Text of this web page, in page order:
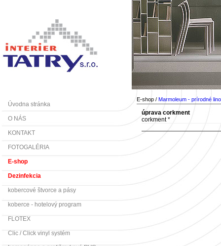
Úvodna stránka
O NÁS
KONTAKT
FOTOGALÉRIA
E-shop
Dezinfekcia
kobercové štvorce a pásy
koberce - hotelový program
FLOTEX
Clic / Click vinyl systém
E-shop / Marmoleum - prírodné
úprava corkment
corkment *